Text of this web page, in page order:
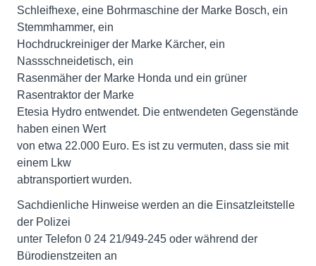
Schleifhexe, eine Bohrmaschine der Marke Bosch, ein
Stemmhammer, ein
Hochdruckreiniger der Marke Kärcher, ein
Nassschneidetisch, ein
Rasenmäher der Marke Honda und ein grüner
Rasentraktor der Marke
Etesia Hydro entwendet. Die entwendeten Gegenstände
haben einen Wert
von etwa 22.000 Euro. Es ist zu vermuten, dass sie mit
einem Lkw
abtransportiert wurden.
Sachdienliche Hinweise werden an die Einsatzleitstelle
der Polizei
unter Telefon 0 24 21/949-245 oder während der
Bürodienstzeiten an